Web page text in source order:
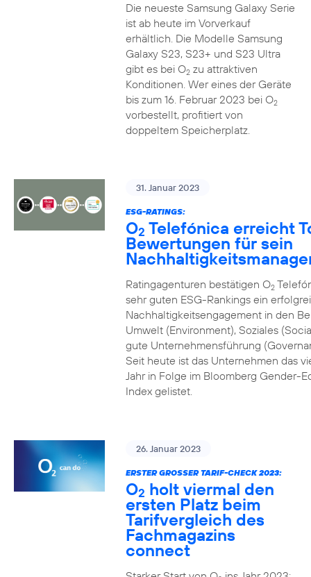
Die neueste Samsung Galaxy Serie
ist ab heute im Vorverkauf
erhältlich. Die Modelle Samsung
Galaxy S23, S23+ und S23 Ultra
gibt es bei O2zu attraktiven
Konditionen. Wer eines der Geräte
bis zum 16. Februar 2023 bei O2
vorbestellt, profitiert von
doppeltem Speicherplatz.
31. Januar 2023
ESG-RATINGS:
O2 Telefónica erreicht
Bewertungen für sein
Ratingagenturen bestätigen O2
sehr guten ESG-Rankings ein
Nachhaltigkeitsengagement in den
Umwelt (Environment), Soziales
gute Unternehmensführung
Seit heute ist das Unternehmen das
Jahr in Folge im Bloomberg Gender-
Index gelistet.
26. Januar 2023
ERSTER GROSSER TARIF-CHECK 2023:
O2 holt viermal den
ersten Platz beim
Tarifvergleich des
Fachmagazins
connect